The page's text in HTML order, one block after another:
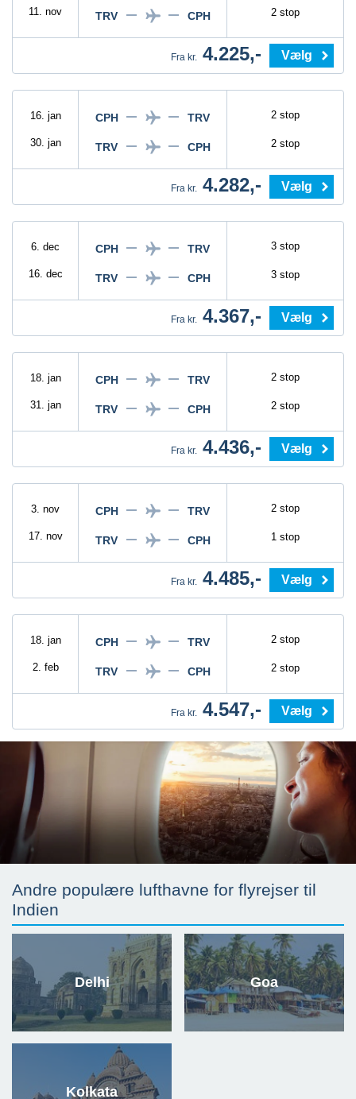
11. nov TRV CPH 2 stop
Fra kr. 4.225,- Vælg
16. jan
30. jan
CPH TRV
TRV CPH
2 stop
2 stop
Fra kr. 4.282,- Vælg
6. dec
16. dec
CPH TRV
TRV CPH
3 stop
3 stop
Fra kr. 4.367,- Vælg
18. jan
31. jan
CPH TRV
TRV CPH
2 stop
2 stop
Fra kr. 4.436,- Vælg
3. nov
17. nov
CPH TRV
TRV CPH
2 stop
1 stop
Fra kr. 4.485,- Vælg
18. jan
2. feb
CPH TRV
TRV CPH
2 stop
2 stop
Fra kr. 4.547,- Vælg
Andre populære lufthavne for flyrejser til
Indien
Delhi Goa
Kolkata